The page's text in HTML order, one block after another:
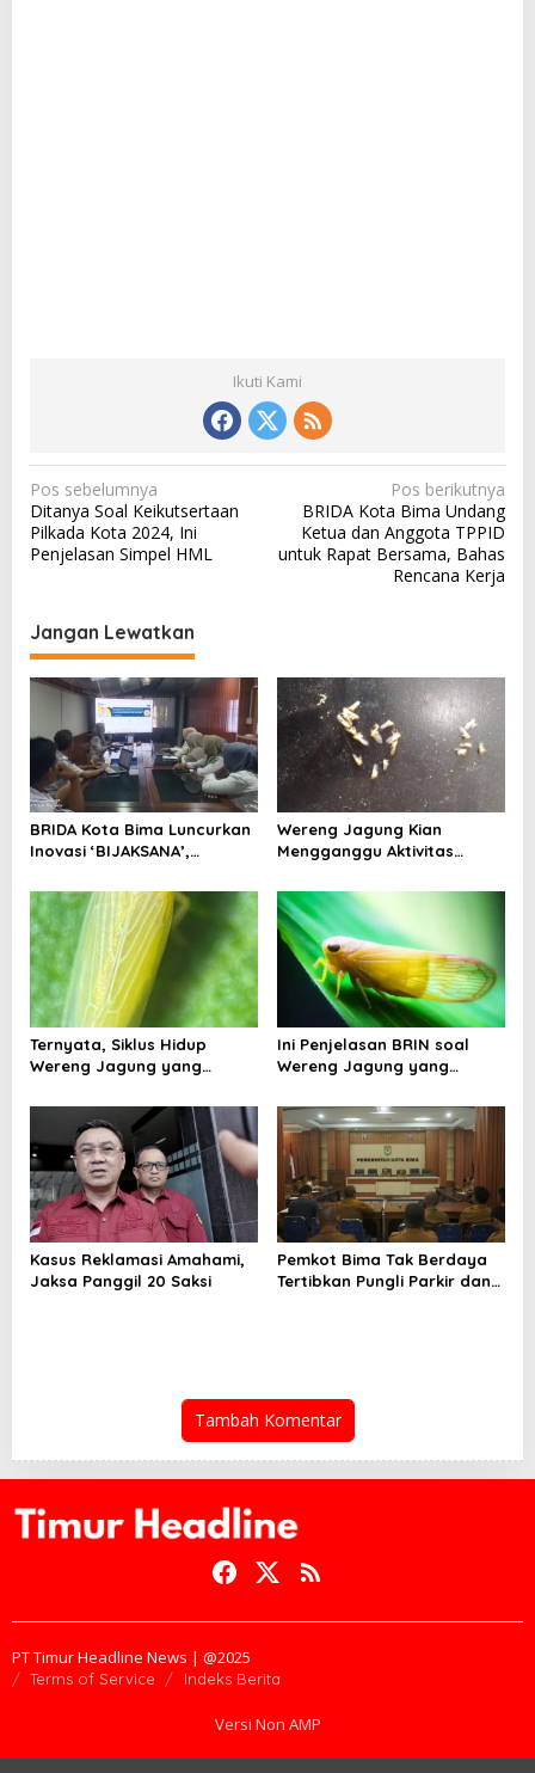
Ikuti Kami
N
a
v
g
a
s
o
s
Pos sebelumnya
Ditanya Soal Keikutsertaan
Pilkada Kota 2024, Ini
Penjelasan Simpel HML
Pos berikutnya
BRIDA Kota Bima Undang
Ketua dan Anggota TPPID
untuk Rapat Bersama, Bahas
Rencana Kerja
Jangan Lewatkan
BRIDA Kota Bima Luncurkan
Inovasi ‘BIJAKSANA’,
Berbasis Stakeholder
Analisis
Wereng Jagung Kian
Mengganggu Aktivitas
Miliki Solusi?
Ternyata, Siklus Hidup
Wereng Jagung yang
Bertahan Hingga 30 Hari
Ini Penjelasan BRIN soal
Wereng Jagung yang
Kasus Reklamasi Amahami,
Jaksa Panggil 20 Saksi
Pemkot Bima Tak Berdaya
Tertibkan Pungli Parkir dan
Tambah Komentar
PT Timur Headline News | @2025
Terms of Service Indeks Berita
Versi Non AMP